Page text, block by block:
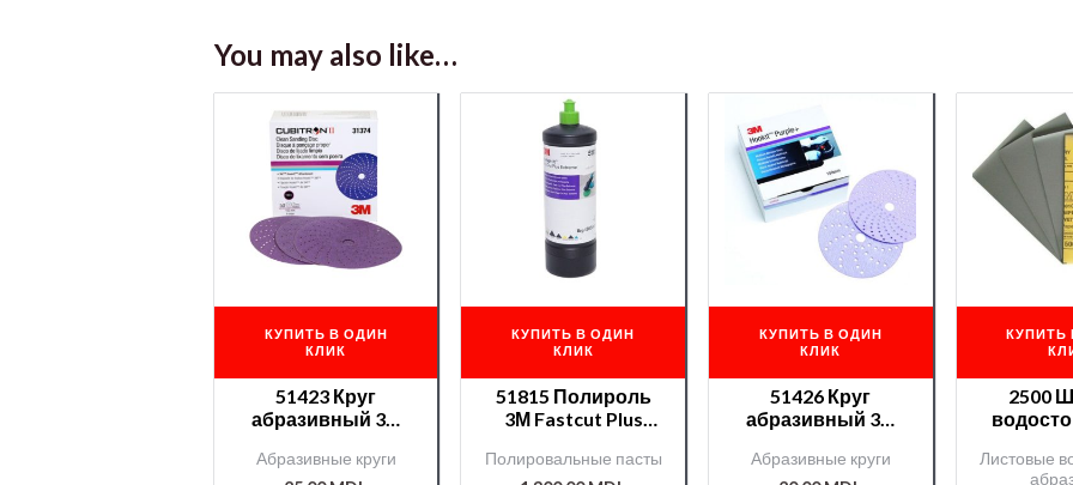
You may also like…
КУПИТЬ В ОДИН
КЛИК
51423 Круг
абразивный 3М
минералом
Абразивные круги
КУПИТЬ В ОДИН
КЛИК
51815 Полироль
3М Fastcut Plus
Полировальные пасты
КУПИТЬ В ОДИН
КЛИК
51426 Круг
абразивный 3М
минералом
Абразивные круги
КУПИТЬ
2500
Листовые